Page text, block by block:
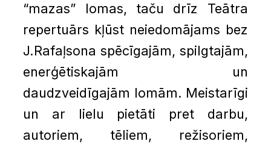
“mazas” lomas, taču drīz Teātra
repertuārs kļūst neiedomājams bez
J.Rafaļsona spēcīgajām, spilgtajām,
enerģētiskajām un
daudzveidīgajām lomām. Meistarīgi
un ar lielu pietāti pret darbu,
autoriem, tēliem, režisoriem,